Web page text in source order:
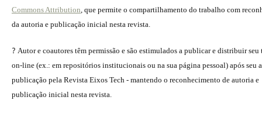
Commons Attribution , que permite o compartilhamento do trabalho com
da autoria e publicação inicial nesta revista.
? Autor e coautores têm permissão e são estimulados a publicar e distribuir seu
on-line (ex.: em repositórios institucionais ou na sua página pessoal) após seu
publicação pela Revista Eixos Tech - mantendo o reconhecimento de autoria e
publicação inicial nesta revista.